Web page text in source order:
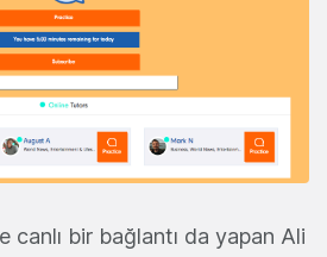
canlı bir bağlantı da yapan Ali